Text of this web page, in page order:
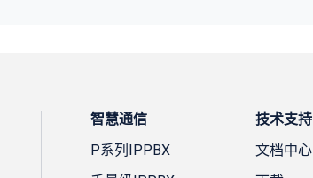
智慧通信
P系列IPPBX
技术支持
文档中心